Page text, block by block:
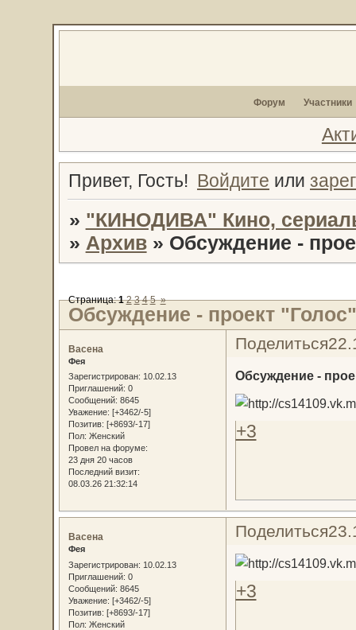
Форум Участники
Привет, Гость! Войдите или
» "КИНОДИВА" Кино,
» Архив » Обсуждение -
Обсуждение - проект "Голос"
Страница:1 2 3 4 5 »
Поделиться
Васена
Фея
Зарегистрирован: 10.02.13
Приглашений: 0
Сообщений: 8645
Уважение: [+3462/-5]
Позитив: [+8693/-17]
Пол: Женский
Провел на форуме:
23 дня 20 часов
Последний визит:
08.03.26 21:32:14
Обсуждение -
+3
Поделиться
Васена
Фея
Зарегистрирован: 10.02.13
Приглашений: 0
Сообщений: 8645
Уважение: [+3462/-5]
Позитив: [+8693/-17]
Пол: Женский
+3